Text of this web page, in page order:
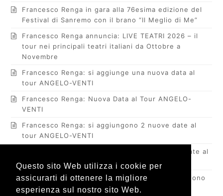
Francesco Renga in gara alla 76esima edizione del
Festival di Sanremo con il brano “Il Meglio di Me”
Francesco Renga annuncia: LIVE TEATRI 2026 – il
tour nei principali teatri italiani da Ottobre a
Novembre
Francesco Renga: si aggiunge una nuova data al
tour ANGELO-VENTI
Francesco Renga: Nuova Data al Tour ANGELO-
VENTI
Francesco Renga: si aggiungono 2 nuove date al
tour ANGELO-VENTI
Francesco Renga: 20 anni di “Angelo” Nuove date al
Tour per celebrare l’iconico brano
Francesco Renga: a grande richiesta si aggiungono
3 nuove date a ANGELO-VENTI
Questo sito Web utilizza i cookie per
assicurarti di ottenere la migliore
esperienza sul nostro sito Web.